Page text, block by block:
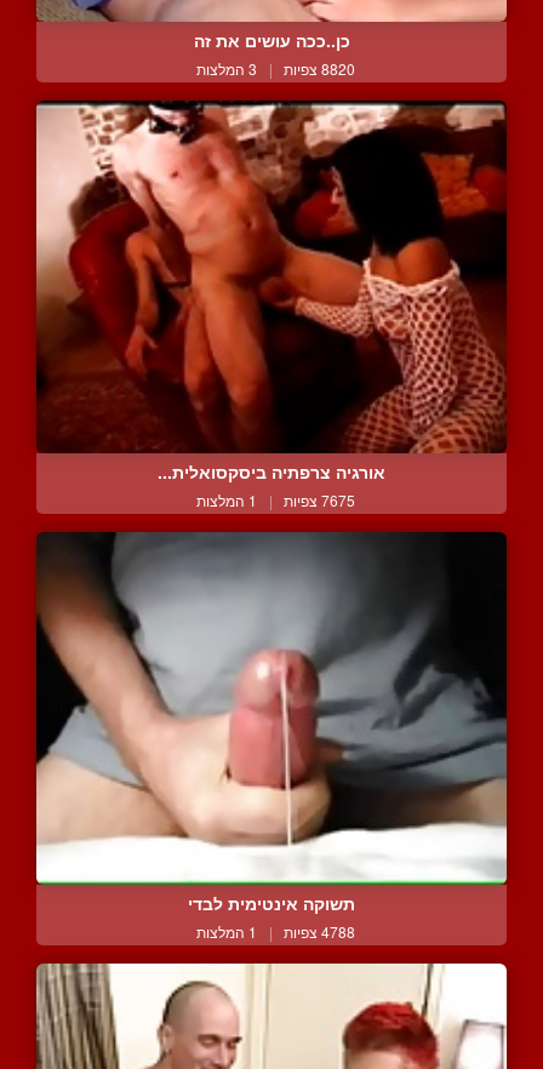
כן..ככה עושים את זה
8820 צפיות | 3 המלצות
אורגיה צרפתיה ביסקסואלית...
7675 צפיות | 1 המלצות
תשוקה אינטימית לבדי
4788 צפיות | 1 המלצות